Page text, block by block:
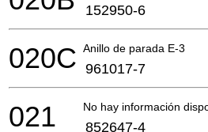
152950-6
Anillo de parada E-3
020C 961017-7
No hay información
021 852647-4